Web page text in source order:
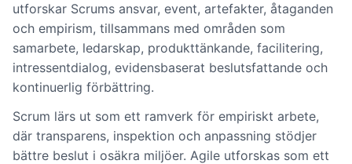
utforskar Scrums ansvar, event, artefakter, åtaganden
och empirism, tillsammans med områden som
samarbete, ledarskap, produkttänkande, facilitering,
intressentdialog, evidensbaserat beslutsfattande och
kontinuerlig förbättring.
Scrum lärs ut som ett ramverk för empiriskt arbete,
där transparens, inspektion och anpassning stödjer
bättre beslut i osäkra miljöer. Agile utforskas som ett